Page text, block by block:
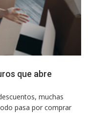
que abre
muchas
pasa por comprar